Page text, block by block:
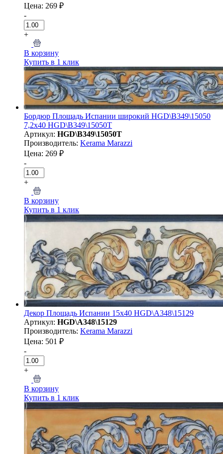
Цена: 269 ₽
-
+
В корзину
Купить в 1 клик
Бордюр Площадь Испании широкий HGD\B349\15050
7,2x40 HGD\B349\15050T
Артикул: HGD\B349\15050T
Производитель: Kerama Marazzi
Цена: 269 ₽
-
+
В корзину
Купить в 1 клик
Декор Площадь Испании 15x40 HGD\A348\15129
Артикул: HGD\A348\15129
Производитель: Kerama Marazzi
Цена: 501 ₽
-
+
В корзину
Купить в 1 клик